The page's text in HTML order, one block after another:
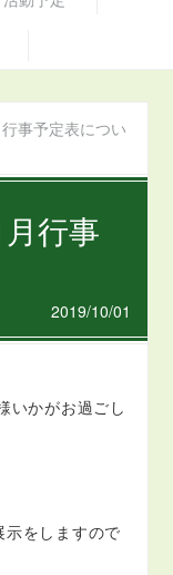
事予定表につい
行事
2019/10/01
いかがお過ごし
をしますので